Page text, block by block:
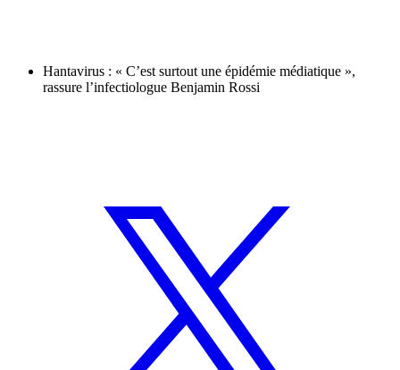
Hantavirus : « C’est surtout une épidémie médiatique »,
rassure l’infectiologue Benjamin Rossi